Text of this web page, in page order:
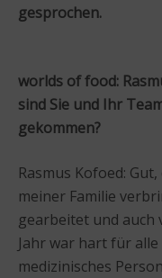
gesprochen.
worlds of food:
sind Sie und Ihr
gekommen?
Rasmus Kofoed:
meiner Familie
gearbeitet und auch
Jahr war hart für
medizinisches